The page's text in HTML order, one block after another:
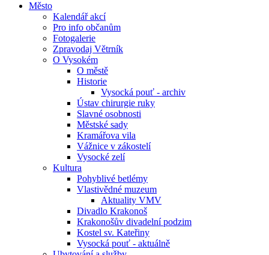
Město
Kalendář akcí
Pro info občanům
Fotogalerie
Zpravodaj Větrník
O Vysokém
O městě
Historie
Vysocká pouť - archiv
Ústav chirurgie ruky
Slavné osobnosti
Městské sady
Kramářova vila
Vážnice v zákostelí
Vysocké zelí
Kultura
Pohyblivé betlémy
Vlastivědné muzeum
Aktuality VMV
Divadlo Krakonoš
Krakonošův divadelní podzim
Kostel sv. Kateřiny
Vysocká pouť - aktuálně